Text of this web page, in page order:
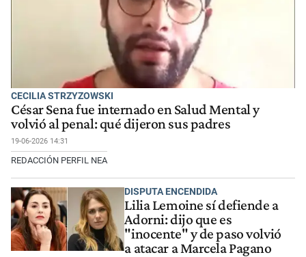
CECILIA STRZYZOWSKI
César Sena fue internado en Salud Mental y
volvió al penal: qué dijeron sus padres
19-06-2026 14:31
REDACCIÓN PERFIL NEA
DISPUTA ENCENDIDA
Lilia Lemoine sí defiende a
Adorni: dijo que es
"inocente" y de paso volvió
a atacar a Marcela Pagano